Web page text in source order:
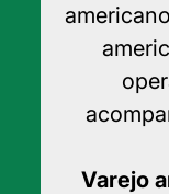
Varejo